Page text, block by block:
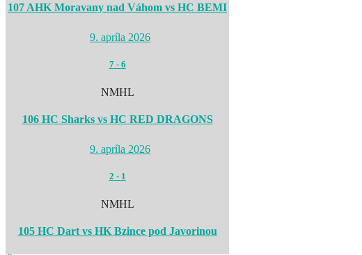
107 AHK Moravany nad Váhom vs HC BEMI
9. apríla 2026
7- 6
NMHL
106 HC Sharks vs HC RED DRAGONS
9. apríla 2026
2 - 1
NMHL
105 HC Dart vs HK Bzince pod Javorinou